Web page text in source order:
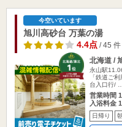
今空いています
旭川高砂台 万葉の湯
4.4点/ 45 件
北海道 /
永山駅
「鉄道ご
台入口行/ …
営業時間
入浴料金
日帰り